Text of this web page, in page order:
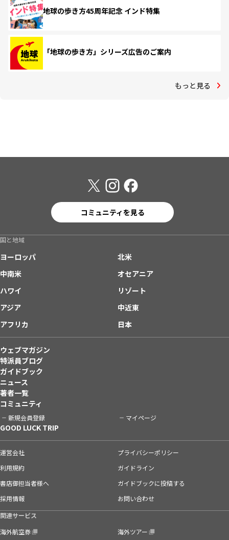
地球の歩き方45周年記念 インド特集
「地球の歩き方」シリーズ広告のご案内
もっと見る
コミュニティを見る
国と地域
ヨーロッパ
北米
中南米
オセアニア
ハワイ
リゾート
アジア
中近東
アフリカ
日本
ウェブマガジン
特派員ブログ
ガイドブック
ニュース
著者一覧
コミュニティ
新規会員登録 マイページ
GOOD LUCK TRIP
運営会社
プライバシーポリシー
利用規約
ガイドライン
書店御担当者様へ
ガイドブックに投稿する
採用情報
お問い合わせ
関連サービス
海外航空券
海外ツアー